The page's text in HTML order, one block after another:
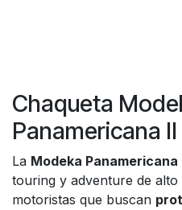
Chaqueta
Panamericana
La Modeka
touring y adventure de
motoristas que buscan